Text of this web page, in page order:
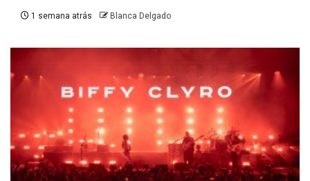
1 semana atrás Blanca Delgado